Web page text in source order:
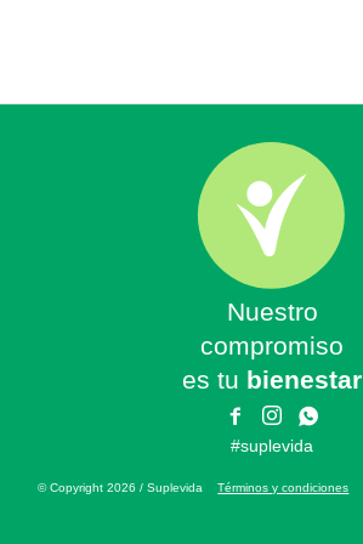
Nuestro
compromiso
es tu bienestar
 

#suplevida
© Copyright 2026 / SuplevidaTérminos y condiciones